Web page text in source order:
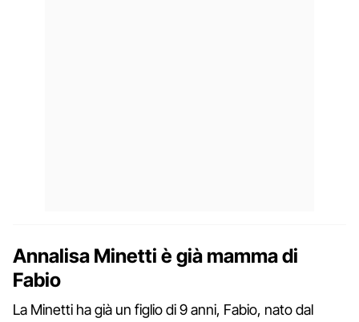
Annalisa Minetti è già mamma di
Fabio
La Minetti ha già un figlio di 9 anni, Fabio, nato dal